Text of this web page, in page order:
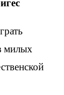
милых